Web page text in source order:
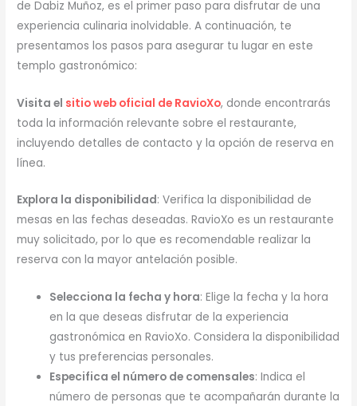
de Dabiz Muñoz, es el primer paso para disfrutar de una
experiencia culinaria inolvidable. A continuación, te
presentamos los pasos para asegurar tu lugar en este
templo gastronómico:
Visita el sitio web oficial de RavioXo, donde encontrarás
toda la información relevante sobre el restaurante,
incluyendo detalles de contacto y la opción de reserva en
línea.
Explora la disponibilidad: Verifica la disponibilidad de
mesas en las fechas deseadas. RavioXo es un restaurante
muy solicitado, por lo que es recomendable realizar la
reserva con la mayor antelación posible.
Selecciona la fecha y hora: Elige la fecha y la hora
en la que deseas disfrutar de la experiencia
gastronómica en RavioXo. Considera la disponibilidad
y tus preferencias personales.
Especifica el número de comensales: Indica el
número de personas que te acompañarán durante la